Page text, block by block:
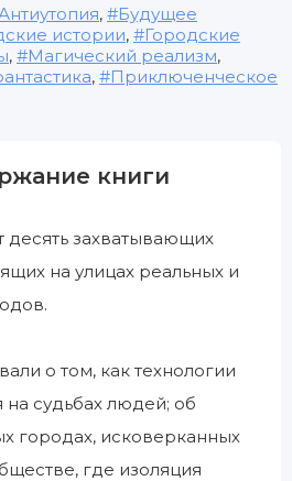
,
Будущее
истории,
Городские
, Магический реализм,
,
Приключенческое
книги
десять захватывающих
на улицах реальных и
о том, как технологии
на судьбах людей; об
городах, исковерканных
где изоляция